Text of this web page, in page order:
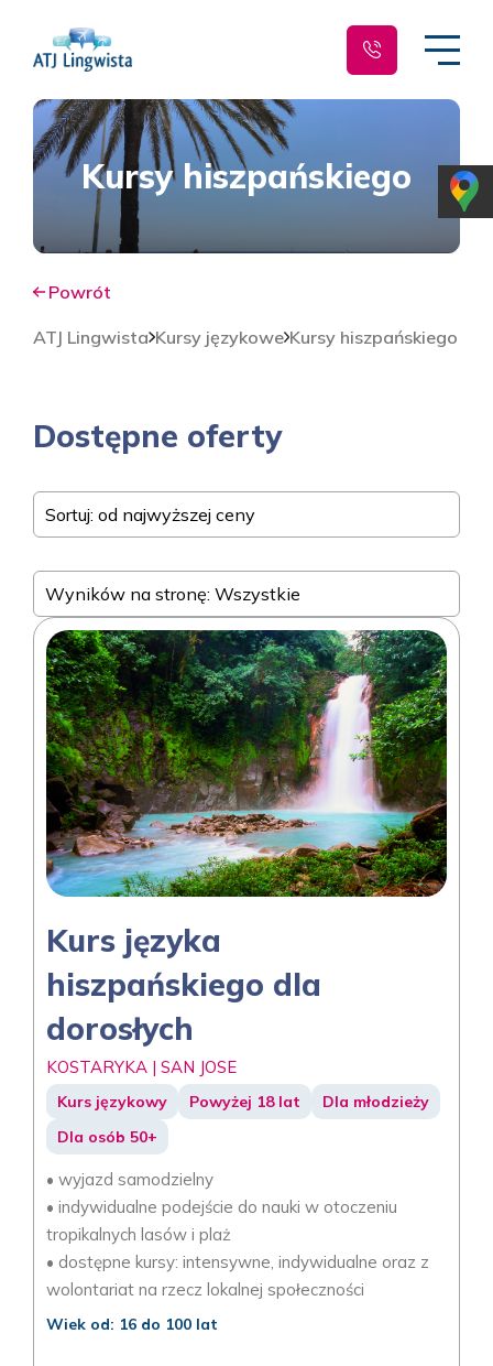
Kursy hiszpańskiego
Powrót
ATJ Lingwista Kursy językowe Kursy hiszpańskiego
Dostępne oferty
Sortuj: od najwyższej ceny
Wyników na stronę: Wszystkie
Kurs języka
hiszpańskiego dla
dorosłych
KOSTARYKA | SAN JOSE
Kurs językowy Powyżej 18 lat
Dla młodzieży
Dla osób 50+
• wyjazd samodzielny
• indywidualne podejście do nauki w otoczeniu
tropikalnych lasów i plaż
• dostępne kursy: intensywne, indywidualne oraz z
wolontariat na rzecz lokalnej społeczności
Wiek od: 16 do 100 lat